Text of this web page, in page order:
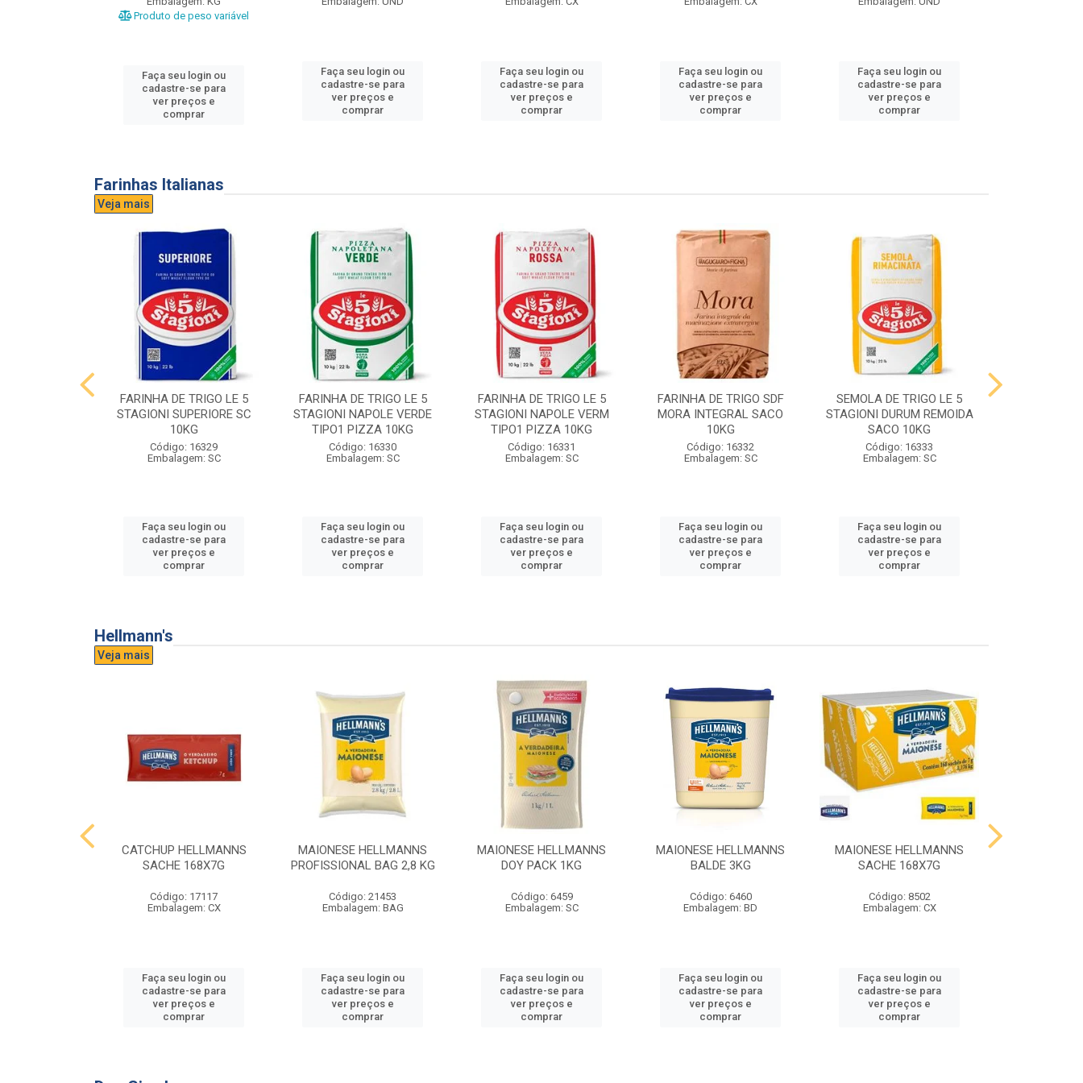
Produto de peso variável
Faça seu login ou
cadastre-se para
ver preços e
comprar
Faça seu login ou
cadastre-se para
ver preços e
comprar
Faça seu login ou
cadastre-se para
ver preços e
comprar
Faça seu login ou
cadastre-se para
ver preços e
comprar
Faça seu login ou
cadastre-se para
ver preços e
comprar
Farinhas Italianas
Veja mais
FARINHA DE TRIGO LE 5
STAGIONI SUPERIORE SC
10KG
Código: 16329
Embalagem: SC
Faça seu login ou
cadastre-se para
ver preços e
comprar
FARINHA DE TRIGO LE 5
STAGIONI NAPOLE VERDE
TIPO1 PIZZA 10KG
Código: 16330
Embalagem: SC
Faça seu login ou
cadastre-se para
ver preços e
comprar
FARINHA DE TRIGO LE 5
STAGIONI NAPOLE VERM
TIPO1 PIZZA 10KG
Código: 16331
Embalagem: SC
Faça seu login ou
cadastre-se para
ver preços e
comprar
FARINHA DE TRIGO SDF
MORA INTEGRAL SACO
10KG
Código: 16332
Embalagem: SC
Faça seu login ou
cadastre-se para
ver preços e
comprar
SEMOLA DE TRIGO LE 5
STAGIONI DURUM REMOIDA
SACO 10KG
Código: 16333
Embalagem: SC
Faça seu login ou
cadastre-se para
ver preços e
comprar
Hellmann's
Veja mais
CATCHUP HELLMANNS
SACHE 168X7G
Código: 17117
Embalagem: CX
Faça seu login ou
cadastre-se para
ver preços e
comprar
MAIONESE HELLMANNS
PROFISSIONAL BAG 2,8 KG
Código: 21453
Embalagem: BAG
Faça seu login ou
cadastre-se para
ver preços e
comprar
MAIONESE HELLMANNS
DOY PACK 1KG
Código: 6459
Embalagem: SC
Faça seu login ou
cadastre-se para
ver preços e
comprar
MAIONESE HELLMANNS
BALDE 3KG
Código: 6460
Embalagem: BD
Faça seu login ou
cadastre-se para
ver preços e
comprar
MAIONESE HELLMANNS
SACHE 168X7G
Código: 8502
Embalagem: CX
Faça seu login ou
cadastre-se para
ver preços e
comprar